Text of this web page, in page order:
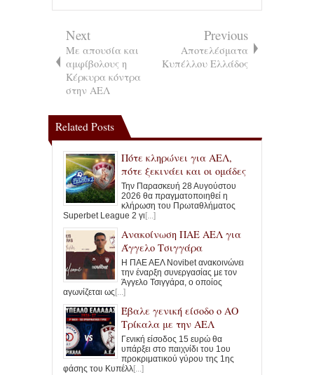
Next
Με απουσία και
αμφίβολους η
Κέρκυρα κόντρα
στην ΑΕΛ
Previous
Αποτελέσματα
Κυπέλλου Ελλάδος
Related Posts
Πότε κληρώνει για ΑΕΛ,
πότε ξεκινάει και οι ομάδες
Την Παρασκευή 28 Αυγούστου
2026 θα πραγματοποιηθεί η
κλήρωση του Πρωταθλήματος
Superbet League 2 γι [...]
Ανακοίνωση ΠΑΕ ΑΕΛ για
Άγγελο Τσιγγάρα
Η ΠΑΕ ΑΕΛ Novibet ανακοινώνει
την έναρξη συνεργασίας με τον
Άγγελο Τσιγγάρα, ο οποίος
αγωνίζεται ως [...]
Έβαλε γενική είσοδο ο ΑΟ
Τρίκαλα με την ΑΕΛ
Γενική είσοδος 15 ευρώ θα
υπάρξει στο παιχνίδι του 1ου
προκριματικού γύρου της 1ης
φάσης του Κυπέλλ[...]